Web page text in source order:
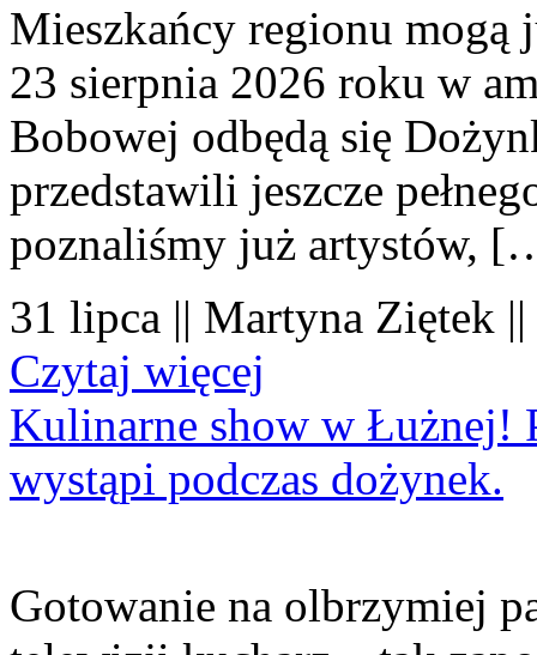
Mieszkańcy regionu mogą
23 sierpnia 2026 roku w
Bobowej odbędą się
przedstawili jeszcze
poznaliśmy już artystów,
31 lipca || Martyna Ziętek
Czytaj więcej
Kulinarne show w Łużnej!
wystąpi podczas dożynek.
Gotowanie na olbrzymiej